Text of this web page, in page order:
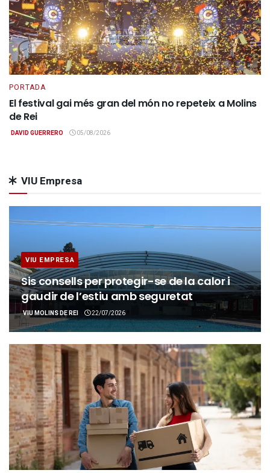
PORTADA
El festival gai més gran del món no repeteix a Molins
de Rei
DAVID GUERRERO 05/08/2026
VIU Empresa
VIU EMPRESA
Sis consells per protegir-se de la calor i
gaudir de l’estiu amb seguretat
VIU MOLINS DE REI 22/07/2026